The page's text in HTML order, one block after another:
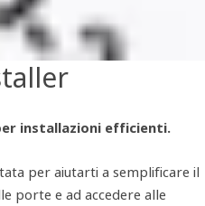
installazioni efficienti.
per aiutarti a semplificare il
porte e ad accedere alle